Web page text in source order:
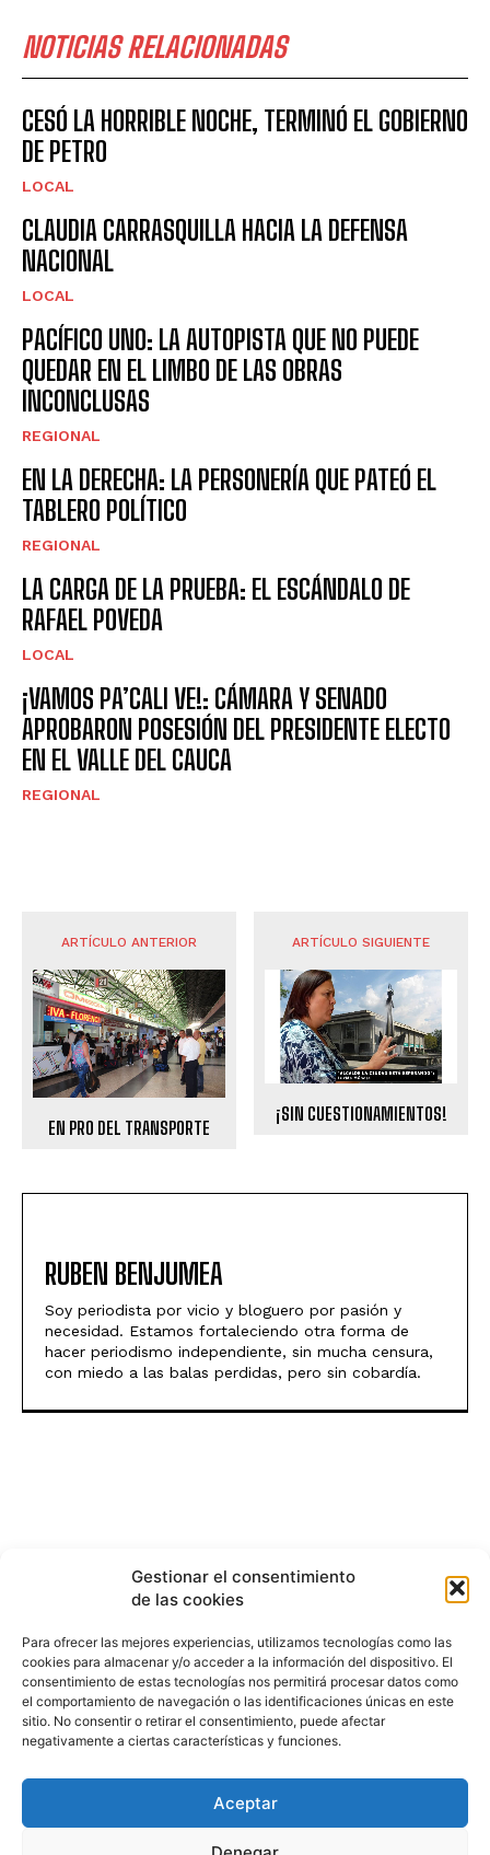
Gestionar el consentimiento
de las cookies
Para ofrecer las mejores experiencias, utilizamos tecnologías como las
cookies para almacenar y/o acceder a la información del dispositivo. El
consentimiento de estas tecnologías nos permitirá procesar datos como
el comportamiento de navegación o las identificaciones únicas en este
sitio. No consentir o retirar el consentimiento, puede afectar
negativamente a ciertas características y funciones.
Aceptar
NOTICIAS RELACIONADAS
CESÓ LA HORRIBLE NOCHE, TERMINÓ EL GOBIERNO
DE PETRO
LOCAL
CLAUDIA CARRASQUILLA HACIA LA DEFENSA
NACIONAL
LOCAL
PACÍFICO UNO: LA AUTOPISTA QUE NO PUEDE
QUEDAR EN EL LIMBO DE LAS OBRAS
INCONCLUSAS
REGIONAL
EN LA DERECHA: LA PERSONERÍA QUE PATEÓ EL
TABLERO POLÍTICO
REGIONAL
LA CARGA DE LA PRUEBA: EL ESCÁNDALO DE
RAFAEL POVEDA
LOCAL
¡VAMOS PA’CALI VE!: CÁMARA Y SENADO
APROBARON POSESIÓN DEL PRESIDENTE ELECTO
EN EL VALLE DEL CAUCA
REGIONAL
ARTÍCULO ANTERIOR
EN PRO DEL TRANSPORTE
ARTÍCULO SIGUIENTE
¡SIN CUESTIONAMIENTOS!
RUBEN BENJUMEA
Soy periodista por vicio y bloguero por pasión y
necesidad. Estamos fortaleciendo otra forma de
hacer periodismo independiente, sin mucha censura,
con miedo a las balas perdidas, pero sin cobardía.
HISTORIA PODCAST